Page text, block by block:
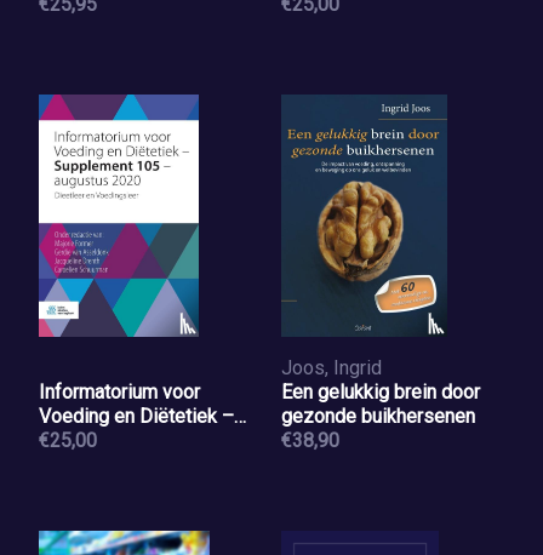
Informatorium voor
Voeding en Diëtetiek –
Supplement 105 –
€25,00
Joos, Ingrid
Een gelukkig brein door
gezonde buikhersenen
€38,90